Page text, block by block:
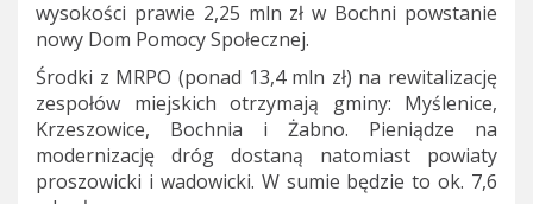
wysokości prawie 2,25 mln zł w Bochni powstanie
nowy Dom Pomocy Społecznej.
Środki z MRPO (ponad 13,4 mln zł) na rewitalizację
zespołów miejskich otrzymają gminy: Myślenice,
Krzeszowice, Bochnia i Żabno. Pieniądze na
modernizację dróg dostaną natomiast powiaty
proszowicki i wadowicki. W sumie będzie to ok. 7,6